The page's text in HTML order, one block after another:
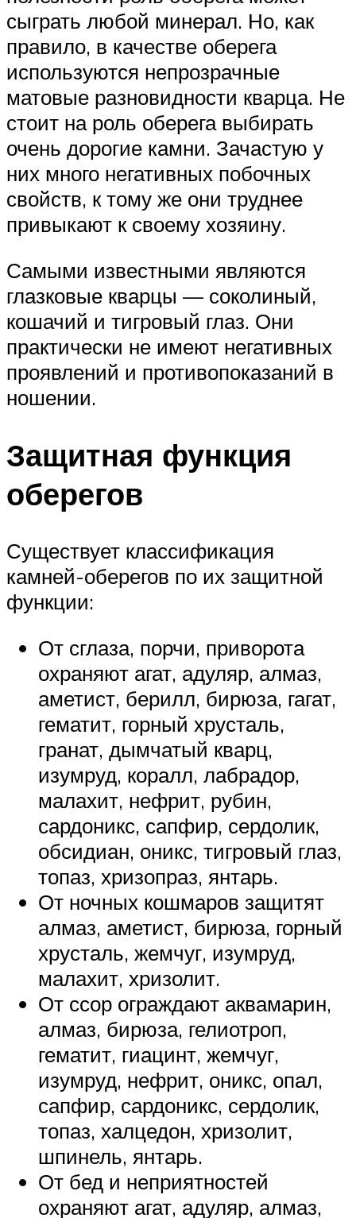
сыграть любой минерал. Но, как
правило, в качестве оберега
используются непрозрачные
матовые разновидности кварца. Не
стоит на роль оберега выбирать
очень дорогие камни. Зачастую у
них много негативных побочных
свойств, к тому же они труднее
привыкают к своему хозяину.
Самыми известными являются
глазковые кварцы — соколиный,
кошачий и тигровый глаз. Они
практически не имеют негативных
проявлений и противопоказаний в
ношении.
Защитная функция
оберегов
Существует классификация
камней-оберегов по их защитной
функции:
От сглаза, порчи, приворота
охраняют агат, адуляр, алмаз,
аметист, берилл, бирюза, гагат,
гематит, горный хрусталь,
гранат, дымчатый кварц,
изумруд, коралл, лабрадор,
малахит, нефрит, рубин,
сардоникс, сапфир, сердолик,
обсидиан, оникс, тигровый глаз,
топаз, хризопраз, янтарь.
От ночных кошмаров защитят
алмаз, аметист, бирюза, горный
хрусталь, жемчуг, изумруд,
малахит, хризолит.
От ссор ограждают аквамарин,
алмаз, бирюза, гелиотроп,
гематит, гиацинт, жемчуг,
изумруд, нефрит, оникс, опал,
сапфир, сардоникс, сердолик,
топаз, халцедон, хризолит,
шпинель, янтарь.
От бед и неприятностей
охраняют агат, адуляр, алмаз,